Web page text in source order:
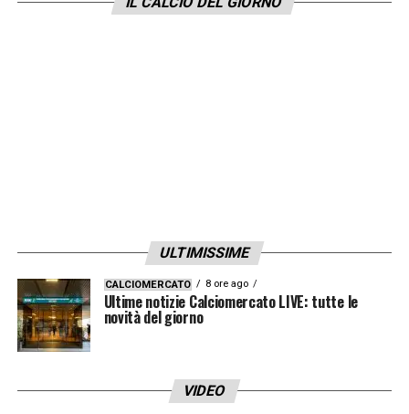
giorno arrabbiato mentre l’altro è triste. È
SCUDETTO –«Io ci credo».
LEGGI LE PAROLE INTEGRALI DI DE
WINTER SU MILANNEWS24
LA PLAYLIST DELLE NOSTRE TOP NEWS
ULTIMISSIME
CALCIOMERCATO 8 ore ago
Ultime notizie Calciomercato LIVE: tutte le
novità del giorno
VIDEO